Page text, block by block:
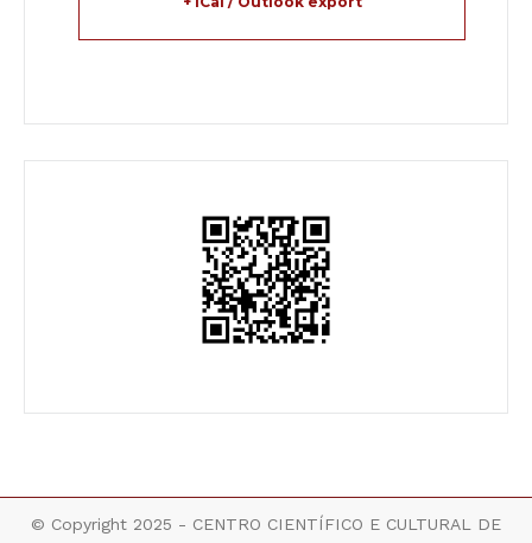
© Copyright 2025 - CENTRO CIENTÍFICO E CULTURAL DE